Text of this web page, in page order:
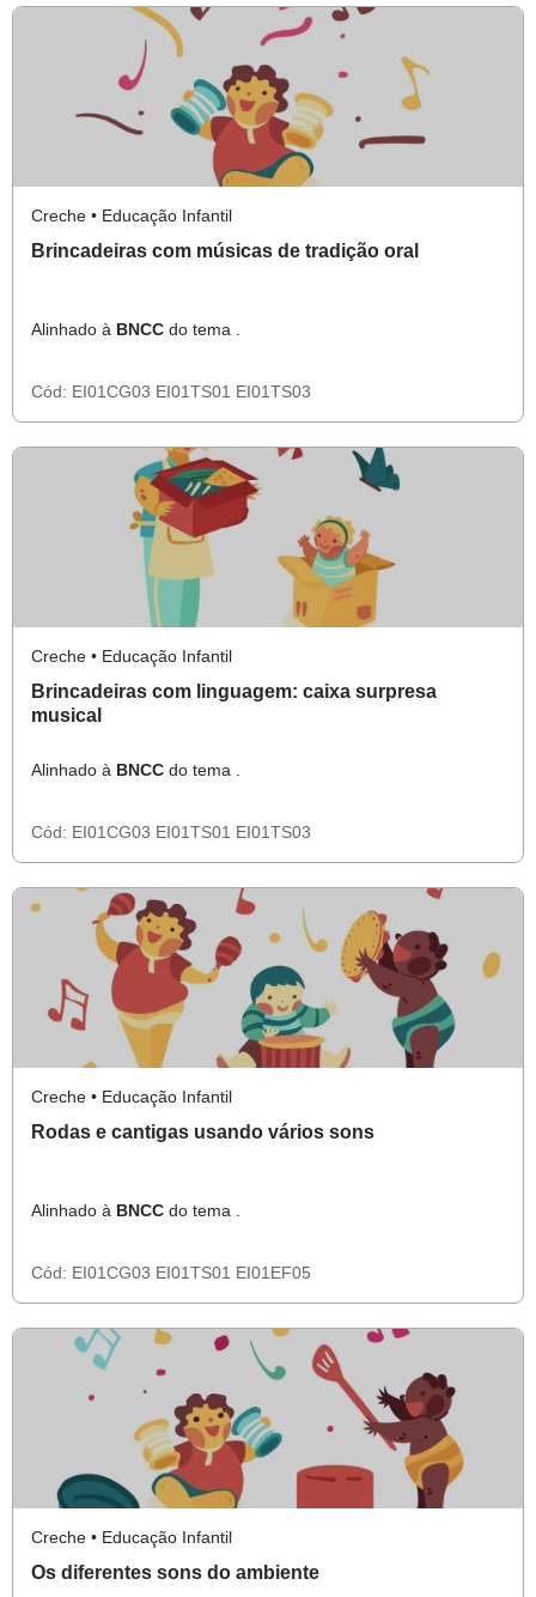
Creche • Educação Infantil
Brincadeiras com músicas de tradição oral
Alinhado à BNCC do tema .
Cód: EI01CG03 EI01TS01 EI01TS03
Creche • Educação Infantil
Brincadeiras com linguagem: caixa surpresa
musical
Alinhado à BNCC do tema .
Cód: EI01CG03 EI01TS01 EI01TS03
Creche • Educação Infantil
Rodas e cantigas usando vários sons
Alinhado à BNCC do tema .
Cód: EI01CG03 EI01TS01 EI01EF05
Creche • Educação Infantil
Os diferentes sons do ambiente